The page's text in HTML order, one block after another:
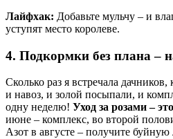
Лайфхак: Добавьте мульчу – и
уступят место королеве.
4. Подкормки без плана –
Сколько раз я встречала
и навоз, и золой посыпали, и
одну неделю! Уход за розами –
июне – комплекс, во второй
Азот в августе – получите